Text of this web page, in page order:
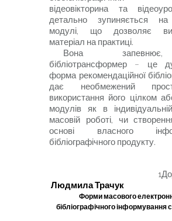
відеовікторина та
детально зупиняється
модулі, що дозволяє
матеріал на практиці.
Вона
бібліотрансформер – це
форма рекомендаційної
дає необмежений
використання його цілком
модулів як в
масовій роботі, чи
основі власного
бібліографічного продукту.
1
Людмила Трачук
Форми масового
бібліографічного інформування